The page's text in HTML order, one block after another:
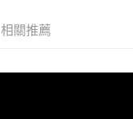
相關推薦